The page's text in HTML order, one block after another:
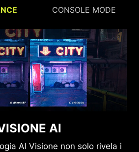
CONSOLE MODE
AI
AI Visione non solo rivela i
MODE
integrata HDMI™ CEC